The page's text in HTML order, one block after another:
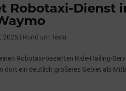
Robotaxi-Dienst
2025 | Rund um Tesla
Robotaxi‑basierten
dort ein deutlich größeres Gebiet als